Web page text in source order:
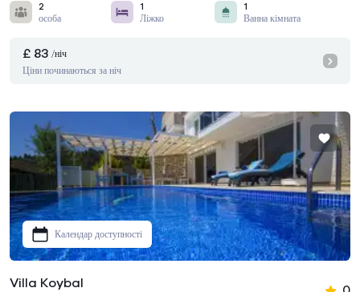
2
особа
1
Ліжко
1
Ванна кімната
£ 83 /ніч
Ціни починаються за ніч
Календар доступності
Villa Koybal